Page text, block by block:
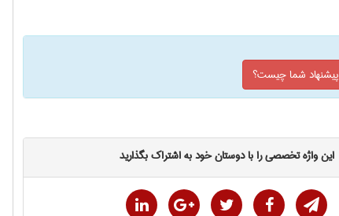
پیشنهاد شما چیست؟
این واژه تخصصی را با دوستان خود به اشتراک بگذارید